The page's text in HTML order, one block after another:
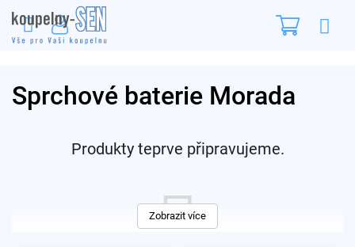
na
obsah
Sprchové baterie Morada
Produkty teprve připravujeme.
Zobrazit více